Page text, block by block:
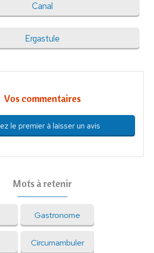
Canal
Ergastule
Vos commentaires
le premier à laisser un avis
Mots à retenir
Gastronome
Circumambuler